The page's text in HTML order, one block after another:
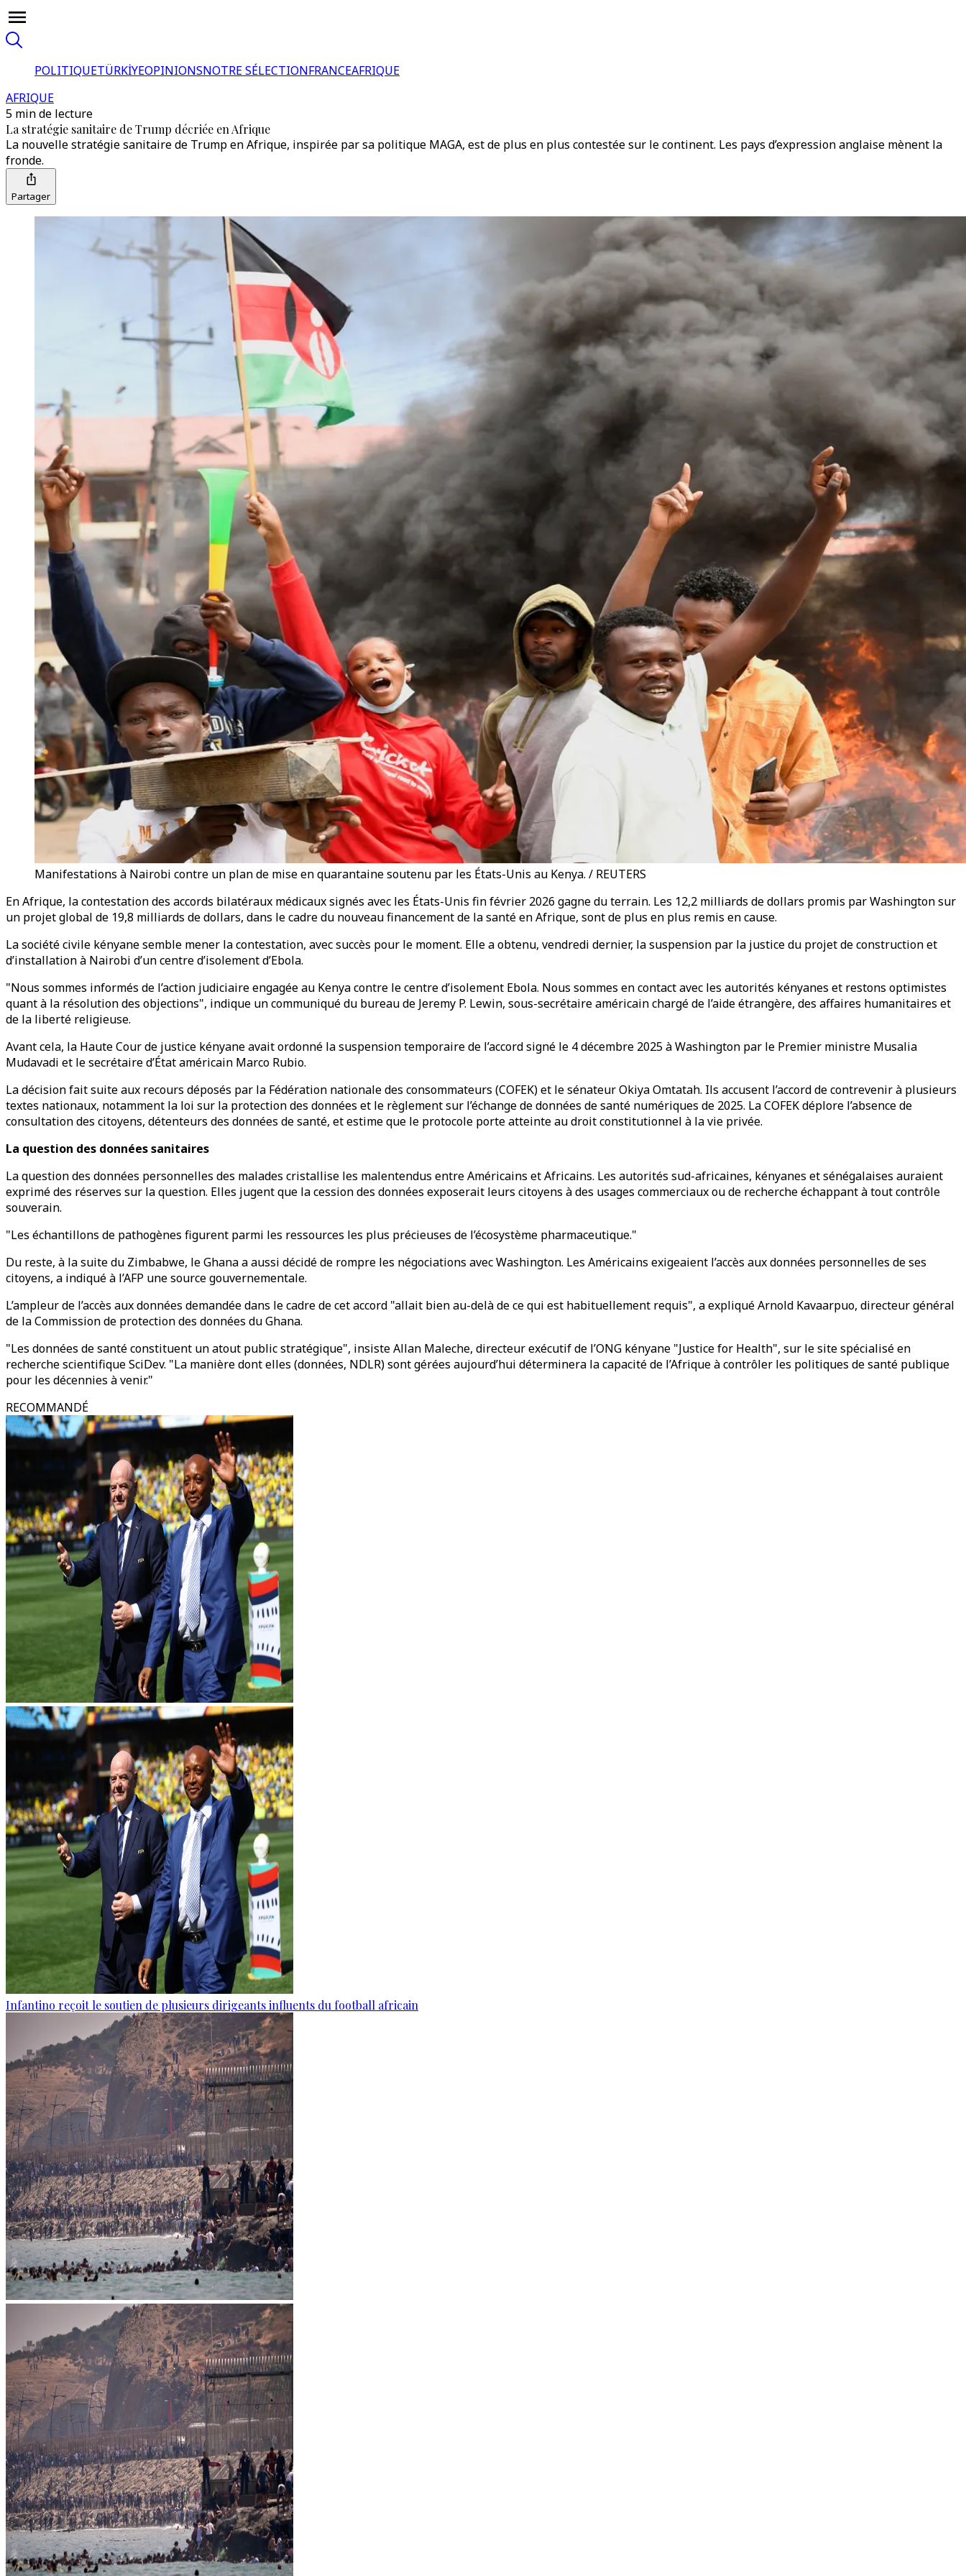
POLITIQUETÜRKİYEOPINIONSNOTRE SÉLECTIONFRANCEAFRIQUE
AFRIQUE
5 min de lecture
La stratégie sanitaire de Trump décriée en Afrique
La nouvelle stratégie sanitaire de Trump en Afrique, inspirée par sa politique MAGA, est de plus en plus contestée sur le continent. Les pays d’expression anglaise mènent la
fronde.
Partager
Manifestations à Nairobi contre un plan de mise en quarantaine soutenu par les États-Unis au Kenya. / REUTERS
En Afrique, la contestation des accords bilatéraux médicaux signés avec les États-Unis fin février 2026 gagne du terrain. Les 12,2 milliards de dollars promis par Washington sur
un projet global de 19,8 milliards de dollars, dans le cadre du nouveau financement de la santé en Afrique, sont de plus en plus remis en cause.
La société civile kényane semble mener la contestation, avec succès pour le moment. Elle a obtenu, vendredi dernier, la suspension par la justice du projet de construction et
d’installation à Nairobi d’un centre d’isolement d’Ebola.
"Nous sommes informés de l’action judiciaire engagée au Kenya contre le centre d’isolement Ebola. Nous sommes en contact avec les autorités kényanes et restons optimistes
quant à la résolution des objections", indique un communiqué du bureau de Jeremy P. Lewin, sous-secrétaire américain chargé de l’aide étrangère, des affaires humanitaires et
de la liberté religieuse.
Avant cela, la Haute Cour de justice kényane avait ordonné la suspension temporaire de l’accord signé le 4 décembre 2025 à Washington par le Premier ministre Musalia
Mudavadi et le secrétaire d’État américain Marco Rubio.
La décision fait suite aux recours déposés par la Fédération nationale des consommateurs (COFEK) et le sénateur Okiya Omtatah. Ils accusent l’accord de contrevenir à plusieurs
textes nationaux, notamment la loi sur la protection des données et le règlement sur l’échange de données de santé numériques de 2025. La COFEK déplore l’absence de
consultation des citoyens, détenteurs des données de santé, et estime que le protocole porte atteinte au droit constitutionnel à la vie privée.
La question des données sanitaires
La question des données personnelles des malades cristallise les malentendus entre Américains et Africains. Les autorités sud-africaines, kényanes et sénégalaises auraient
exprimé des réserves sur la question. Elles jugent que la cession des données exposerait leurs citoyens à des usages commerciaux ou de recherche échappant à tout contrôle
souverain.
"Les échantillons de pathogènes figurent parmi les ressources les plus précieuses de l’écosystème pharmaceutique."
Du reste, à la suite du Zimbabwe, le Ghana a aussi décidé de rompre les négociations avec Washington. Les Américains exigeaient l’accès aux données personnelles de ses
citoyens, a indiqué à l’AFP une source gouvernementale.
L’ampleur de l’accès aux données demandée dans le cadre de cet accord "allait bien au-delà de ce qui est habituellement requis", a expliqué Arnold Kavaarpuo, directeur général
de la Commission de protection des données du Ghana.
"Les données de santé constituent un atout public stratégique", insiste Allan Maleche, directeur exécutif de l’ONG kényane "Justice for Health", sur le site spécialisé en
recherche scientifique SciDev. "La manière dont elles (données, NDLR) sont gérées aujourd’hui déterminera la capacité de l’Afrique à contrôler les politiques de santé publique
pour les décennies à venir."
RECOMMANDÉ
Infantino reçoit le soutien de plusieurs dirigeants influents du football africain